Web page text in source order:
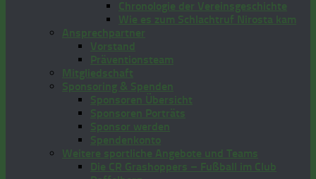
Chronologie der Vereinsgeschichte
Wie es zum Schlachtruf Nirosta kam
Ansprechpartner
Vorstand
Präventionsteam
Mitgliedschaft
Sponsoring & Spenden
Sponsoren Übersicht
Sponsoren Porträts
Sponsor werden
Spendenkonto
Weitere sportliche Angebote und Teams
Die CR Grashoppers – Fußball im Club